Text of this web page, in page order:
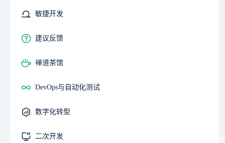
敏捷开发
建议反馈
禅道茶馆
DevOps与自动化测试
数字化转型
二次开发